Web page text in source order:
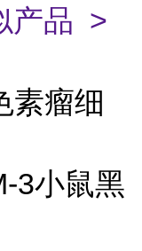
产品 >
素瘤细
3小鼠黑